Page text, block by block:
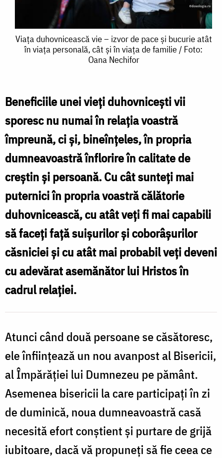
Viața
duhovnicească
izvor
de
pace
și
bucurie
atât
în
viața
personală,
și
în
viața
de
familie
/
Foto:
Oana
Nechifor
Viața duhovnicească vie – izvor de pace și bucurie atât
în viața personală, cât și în viața de familie / Foto:
Oana Nechifor
Beneficiile unei vieţi duhovniceşti vii
sporesc nu numai în relaţia voastră
împreună, ci şi, bineînţeles, în propria
dumneavoastră înflorire în calitate de
creştin şi persoană. Cu cât sunteţi mai
puternici în propria voastră călătorie
duhovnicească, cu atât veţi fi mai capabili
să faceţi faţă suişurilor şi coborâşurilor
căsniciei şi cu atât mai probabil veţi deveni
cu adevărat asemănător lui Hristos în
cadrul relaţiei.
Atunci când două persoane se căsătoresc,
ele înființează un nou avanpost al Bisericii,
al Împărăției lui Dumnezeu pe pământ.
Asemenea bisericii la care participați în zi
de duminică, noua dumneavoastră casă
necesită efort conștient și purtare de grijă
iubitoare, dacă vă propuneți să fie ceea ce